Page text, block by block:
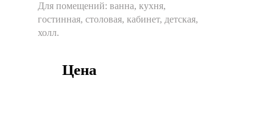
Для помещений: ванна, кухня,
гостинная, столовая, кабинет, детская,
холл.
Цена